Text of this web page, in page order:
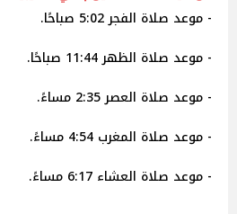
- موعد صلاة الفجر 5:02 صباحًا.
- موعد صلاة الظهر 11:44 صباحًا.
- موعد صلاة العصر 2:35 مساءً.
- موعد صلاة المغرب 4:54 مساءً.
- موعد صلاة العشاء 6:17 مساءً.